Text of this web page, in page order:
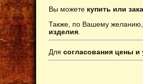
Вы можете купить или
Также, по Вашему желанию,
изделия
Для согласования цены и